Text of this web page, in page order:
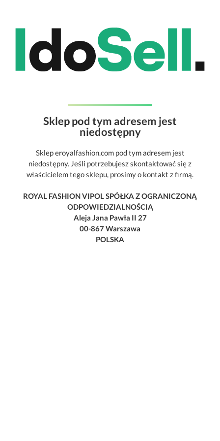
Sklep pod tym adresem jest
niedostępny
Sklep eroyalfashion.com pod tym adresem jest
niedostępny. Jeśli potrzebujesz skontaktować się z
właścicielem tego sklepu, prosimy o kontakt z firmą.
ROYAL FASHION VIPOL SPÓŁKA Z OGRANICZONĄ
ODPOWIEDZIALNOŚCIĄ
Aleja Jana Pawła II 27
00-867 Warszawa
POLSKA